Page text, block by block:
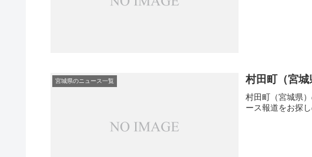
宮城県のニュース一覧 村田町（宮
村田町（宮城県
ース報道をお探